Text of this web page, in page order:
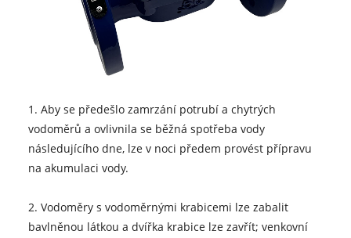
1. Aby se předešlo zamrzání potrubí a chytrých
vodoměrů a ovlivnila se běžná spotřeba vody
následujícího dne, lze v noci předem provést přípravu
na akumulaci vody.
2. Vodoměry s vodoměrnými krabicemi lze zabalit
bavlněnou látkou a dvířka krabice lze zavřít; venkovní